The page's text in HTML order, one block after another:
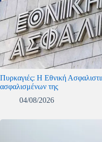
Πυρκαγιές: Η Εθνική
ασφαλισμένων της
04/08/2026